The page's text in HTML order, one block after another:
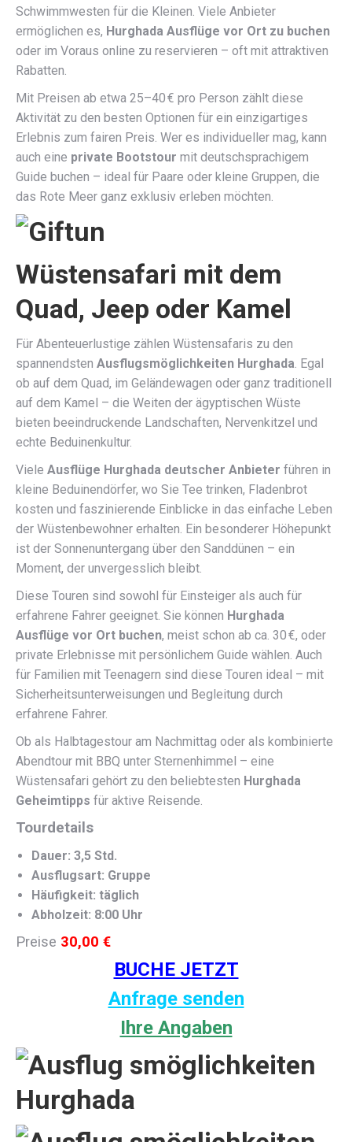
Schwimmwesten für die Kleinen. Viele Anbieter
ermöglichen es, Hurghada Ausflüge vor Ort zu buchen
oder im Voraus online zu reservieren – oft mit attraktiven
Rabatten.
Mit Preisen ab etwa 25–40 € pro Person zählt diese
Aktivität zu den besten Optionen für ein einzigartiges
Erlebnis zum fairen Preis. Wer es individueller mag, kann
auch eine private Bootstour mit deutschsprachigem
Guide buchen – ideal für Paare oder kleine Gruppen, die
das Rote Meer ganz exklusiv erleben möchten.
Wüstensafari mit dem
Quad, Jeep oder Kamel
Für Abenteuerlustige zählen Wüstensafaris zu den
spannendsten Ausflugsmöglichkeiten Hurghada. Egal
ob auf dem Quad, im Geländewagen oder ganz traditionell
auf dem Kamel – die Weiten der ägyptischen Wüste
bieten beeindruckende Landschaften, Nervenkitzel und
echte Beduinenkultur.
Viele Ausflüge Hurghada deutscher Anbieter führen in
kleine Beduinendörfer, wo Sie Tee trinken, Fladenbrot
kosten und faszinierende Einblicke in das einfache Leben
der Wüstenbewohner erhalten. Ein besonderer Höhepunkt
ist der Sonnenuntergang über den Sanddünen – ein
Moment, der unvergesslich bleibt.
Diese Touren sind sowohl für Einsteiger als auch für
erfahrene Fahrer geeignet. Sie können Hurghada
Ausflüge vor Ort buchen, meist schon ab ca. 30 €, oder
private Erlebnisse mit persönlichem Guide wählen. Auch
für Familien mit Teenagern sind diese Touren ideal – mit
Sicherheitsunterweisungen und Begleitung durch
erfahrene Fahrer.
Ob als Halbtagestour am Nachmittag oder als kombinierte
Abendtour mit BBQ unter Sternenhimmel – eine
Wüstensafari gehört zu den beliebtesten Hurghada
Geheimtipps für aktive Reisende.
Tourdetails
Dauer: 3,5 Std.
Ausflugsart: Gruppe
Häufigkeit: täglich
Abholzeit: 8:00 Uhr
Preise 30,00 €
BUCHE JETZT
Anfrage senden
Ihre Angaben